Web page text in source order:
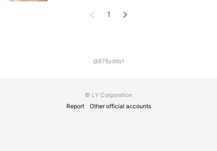
ずにお越しください。当日は数時間赤みが出る場合も
1
@876yddyt
© LY Corporation
Report
Other official accounts